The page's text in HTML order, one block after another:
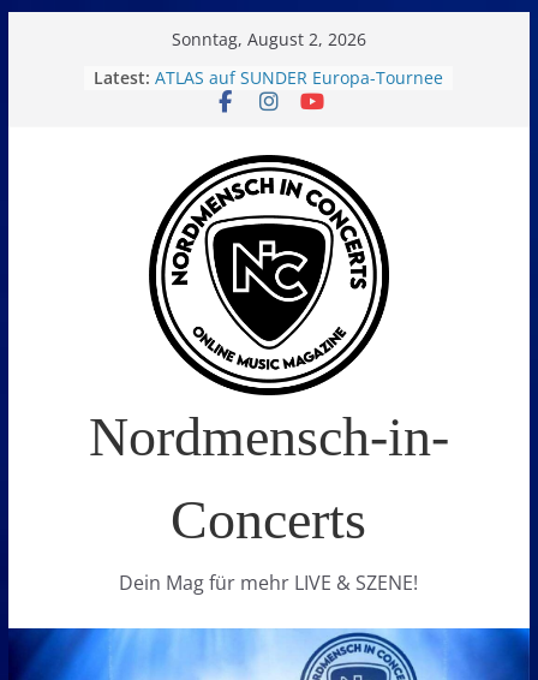
Sonntag, August 2, 2026
Latest: ATLAS auf SUNDER Europa-Tournee
Oelde Open Air 2026
Metal und Camping in
Freißenbüttel (Ausverkauft!)
FEED THE SICKNESS im Interview
I Prevail – Violent Nature Europe
Tour
Nordmensch-in-
Concerts
Dein Mag für mehr LIVE & SZENE!